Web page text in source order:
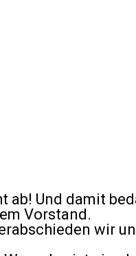
Und damit
Vorstand.
wir